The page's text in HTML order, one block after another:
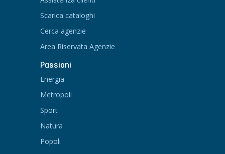
Scarica cataloghi
Cerca agenzie
Area Riservata Agenzie
Passioni
Energia
Metropoli
Sport
Natura
Popoli